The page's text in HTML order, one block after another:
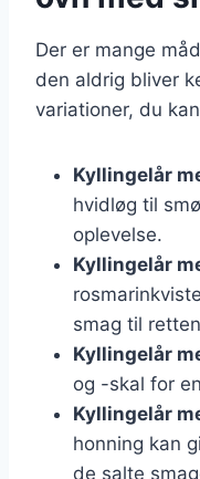
Der er mange
den aldrig bliver
variationer, du
Kyllingelår
hvidløg til
oplevelse.
Kyllingelår
smag til
Kyllingelår
og -skal for
Kyllingelår
honning kan
de salte